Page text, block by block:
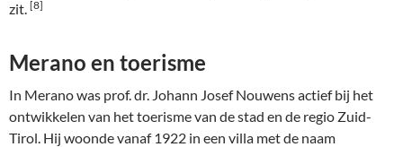
zit. [8]
Merano en toerisme
In Merano was prof. dr. Johann Josef Nouwens actief bij het
ontwikkelen van het toerisme van de stad en de regio Zuid-
Tirol. Hij woonde vanaf 1922 in een villa met de naam